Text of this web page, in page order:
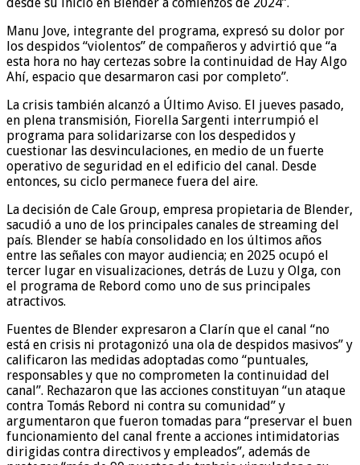
Manu Jove, integrante del programa, expresó su dolor por
los despidos “violentos” de compañeros y advirtió que “a
esta hora no hay certezas sobre la continuidad de Hay Algo
Ahí, espacio que desarmaron casi por completo”.
La crisis también alcanzó a Último Aviso. El jueves pasado,
en plena transmisión, Fiorella Sargenti interrumpió el
programa para solidarizarse con los despedidos y
cuestionar las desvinculaciones, en medio de un fuerte
operativo de seguridad en el edificio del canal. Desde
entonces, su ciclo permanece fuera del aire.
La decisión de Cale Group, empresa propietaria de Blender,
sacudió a uno de los principales canales de streaming del
país. Blender se había consolidado en los últimos años
entre las señales con mayor audiencia; en 2025 ocupó el
tercer lugar en visualizaciones, detrás de Luzu y Olga, con
el programa de Rebord como uno de sus principales
atractivos.
Fuentes de Blender expresaron a Clarín que el canal “no
está en crisis ni protagonizó una ola de despidos masivos” y
calificaron las medidas adoptadas como “puntuales,
responsables y que no comprometen la continuidad del
canal”. Rechazaron que las acciones constituyan “un ataque
contra Tomás Rebord ni contra su comunidad” y
argumentaron que fueron tomadas para “preservar el buen
funcionamiento del canal frente a acciones intimidatorias
dirigidas contra directivos y empleados”, además de